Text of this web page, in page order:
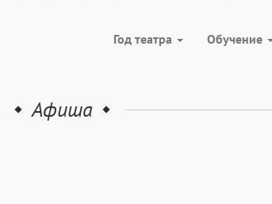
Год театра Обучение
Афиша